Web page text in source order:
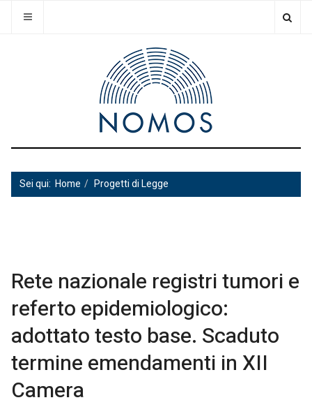
Sei qui: Home Progetti di Legge
Rete nazionale registri tumori e
referto epidemiologico:
adottato testo base. Scaduto
termine emendamenti in XII
Camera